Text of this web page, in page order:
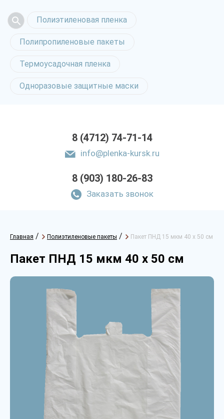
Полиэтиленовая пленка
Полипропиленовые пакеты
Термоусадочная пленка
Одноразовые защитные маски
8 (4712) 74-71-14
info@plenka-kursk.ru
8 (903) 180-26-83
Заказать звонок
Главная / Полиэтиленовые пакеты / Пакет ПНД 15 мкм 40 х 50 см
Пакет ПНД 15 мкм 40 х 50 см